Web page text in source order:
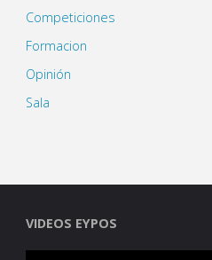
Competiciones
Formacion
Opinión
Sala
VIDEOS EYPOS